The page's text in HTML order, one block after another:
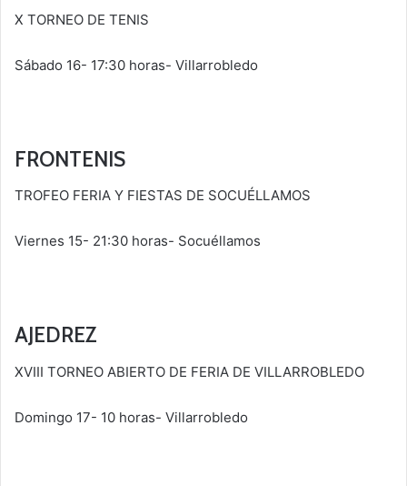
X TORNEO DE TENIS
Sábado 16- 17:30 horas- Villarrobledo
FRONTENIS
TROFEO FERIA Y FIESTAS DE SOCUÉLLAMOS
Viernes 15- 21:30 horas- Socuéllamos
AJEDREZ
XVIII TORNEO ABIERTO DE FERIA DE VILLARROBLEDO
Domingo 17- 10 horas- Villarrobledo